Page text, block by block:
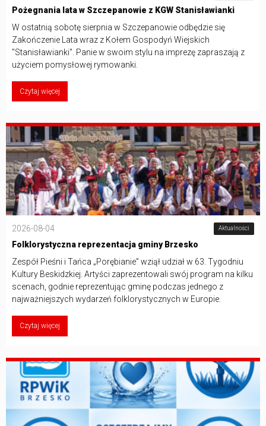
Pożegnania lata w Szczepanowie z KGW Stanisławianki
W ostatnią sobotę sierpnia w Szczepanowie odbędzie się
Zakończenie Lata wraz z Kołem Gospodyń Wiejskich
"Stanisławianki". Panie w swoim stylu na imprezę zapraszają z
użyciem pomysłowej rymowanki.
Czytaj więcej
2026-08-04 Aktualności
Folklorystyczna reprezentacja gminy Brzesko
Zespół Pieśni i Tańca „Porębianie” wziął udział w 63. Tygodniu
Kultury Beskidzkiej. Artyści zaprezentowali swój program na kilku
scenach, godnie reprezentując gminę podczas jednego z
najważniejszych wydarzeń folklorystycznych w Europie.
Czytaj więcej